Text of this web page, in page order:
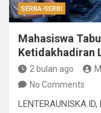
SERBA-SERBI
Mahasiswa
Ketidakhadiran
2 bulan ago
No Comments